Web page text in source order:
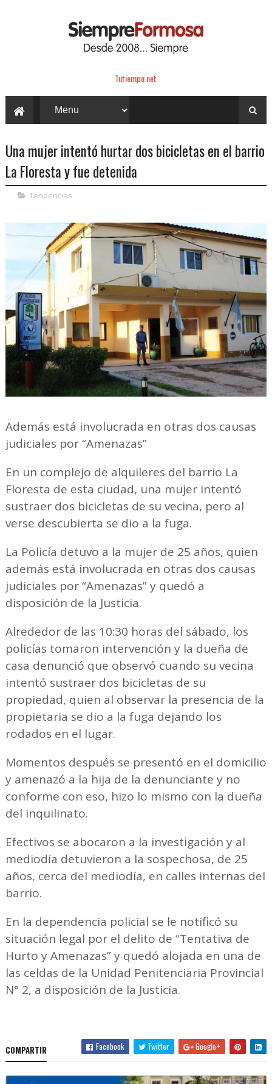
Tutiempo.net
Una mujer intentó hurtar dos bicicletas en el barrio
La Floresta y fue detenida
Tendencias
Además está involucrada en otras dos causas
judiciales por “Amenazas”
En un complejo de alquileres del barrio La
Floresta de esta ciudad, una mujer intentó
sustraer dos bicicletas de su vecina, pero al
verse descubierta se dio a la fuga.
La Policía detuvo a la mujer de 25 años, quien
además está involucrada en otras dos causas
judiciales por “Amenazas” y quedó a
disposición de la Justicia.
Alrededor de las 10:30 horas del sábado, los
policías tomaron intervención y la dueña de
casa denunció que observó cuando su vecina
intentó sustraer dos bicicletas de su
propiedad, quien al observar la presencia de la
propietaria se dio a la fuga dejando los
rodados en el lugar.
Momentos después se presentó en el domicilio
y amenazó a la hija de la denunciante y no
conforme con eso, hizo lo mismo con la dueña
del inquilinato.
Efectivos se abocaron a la investigación y al
mediodía detuvieron a la sospechosa, de 25
años, cerca del mediodía, en calles internas del
barrio.
En la dependencia policial se le notificó su
situación legal por el delito de “Tentativa de
Hurto y Amenazas” y quedó alojada en una de
las celdas de la Unidad Penitenciaria Provincial
N° 2, a disposición de la Justicia.
COMPARTIR Facebook Twitter Google+